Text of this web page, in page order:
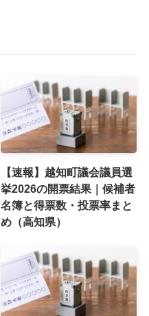
【速報】越知町議会議員選
挙2026の開票結果｜候補者
名簿と得票数・投票率まと
め（高知県）